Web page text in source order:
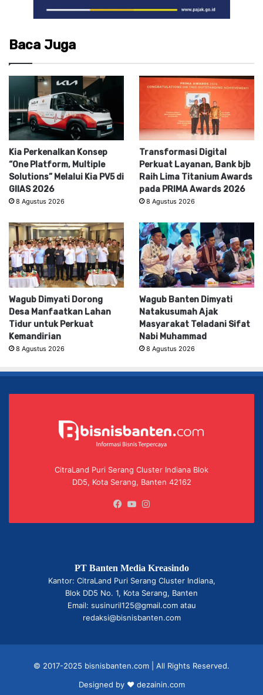
Baca Juga
Kia Perkenalkan Konsep
“One Platform, Multiple
Solutions” Melalui Kia PV5 di
GIIAS 2026
8 Agustus 2026
Transformasi Digital
Perkuat Layanan, Bank bjb
Raih Lima Titanium Awards
pada PRIMA Awards 2026
8 Agustus 2026
Wagub Dimyati Dorong
Desa Manfaatkan Lahan
Tidur untuk Perkuat
Kemandirian
8 Agustus 2026
Wagub Banten Dimyati
Natakusumah Ajak
Masyarakat Teladani Sifat
Nabi Muhammad
8 Agustus 2026
CitraLand Puri Serang Cluster Indiana Blok
DD5, Kota Serang, Banten 42162
Facebook
YouTube
PT Banten Media Kreasindo
Kantor: CitraLand Puri Serang Cluster Indiana,
Blok DD5 No. 1, Kota Serang, Banten
Email: susinuril125@gmail.com atau
redaksi@bisnisbanten.com
© 2017-2025 bisnisbanten.com | All Rights Reserved.
Designed by ❤ dezainin.com